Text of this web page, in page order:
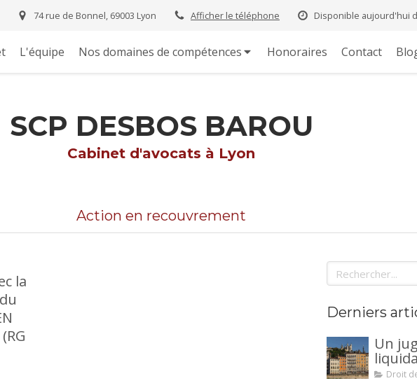
Disponible aujourd'hui
Afficher le téléphone
74 rue de Bonnel, 69003 Lyon
L'équipe Nos domaines de compétences Honoraires Contact
SCP DESBOS BAROU
Cabinet d'avocats à Lyon
Action en recouvrement
la
Rechercher
Derniers
Un
étéDroit